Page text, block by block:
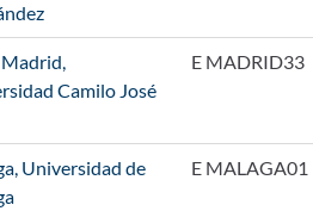
Madrid,
Camilo José
E MADRID33
Universidad de
E MALAGA01